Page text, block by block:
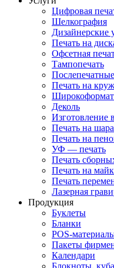
Цифровая
Шелкография
Дизайнерские
Печать на
Офсетная
Тампопечать
Печать на
Деколь
Изготовление
Печать на
Печать на
УФ — печать
Печать
Печать на
Печать
Лазерная
Продукция
Буклеты
Бланки
POS-
Пакеты
Календари
Блокноты,